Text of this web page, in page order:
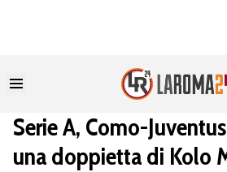
Serie A, Como-
una doppietta di Kolo